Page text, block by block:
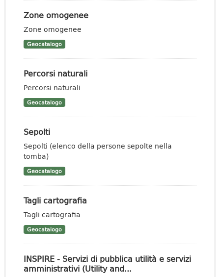
Zone omogenee
Zone omogenee
Geocatalogo
Percorsi naturali
Percorsi naturali
Geocatalogo
Sepolti
Sepolti (elenco della persone sepolte nella
tomba)
Geocatalogo
Tagli cartografia
Tagli cartografia
Geocatalogo
INSPIRE - Servizi di pubblica utilità e servizi
amministrativi (Utility and...